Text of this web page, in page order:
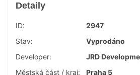
Detaily
ID:
2947
Stav:
Vyprodáno
Developer:
JRD
Městská část / kraj:
Praha 5